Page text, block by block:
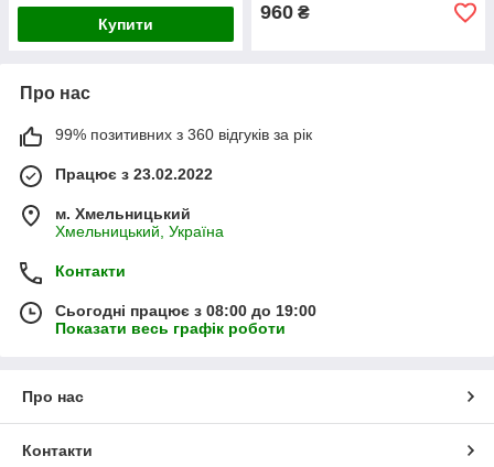
Купити
960 ₴
Про нас
99% позитивних з 360 відгуків за рік
Працює з 23.02.2022
м. Хмельницький
Хмельницький, Україна
Контакти
Сьогодні працює з 08:00 до 19:00
Показати весь графік роботи
Про нас
Контакти